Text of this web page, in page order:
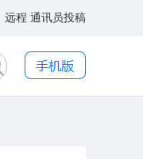
远程 通讯员投稿